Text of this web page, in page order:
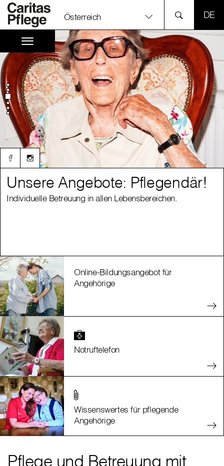
Österreich
Unsere Angebote: Pflegendär!
Individuelle Betreuung in allen Lebensbereichen.
Unsere Angebote: Pflegendär!
Individuelle Betreuung in allen Lebensbereichen.
Online-Bildungsangebot für
Angehörige
Notruftelefon
Wissenswertes für pflegende
Angehörige
Pflege und Betreuung mit